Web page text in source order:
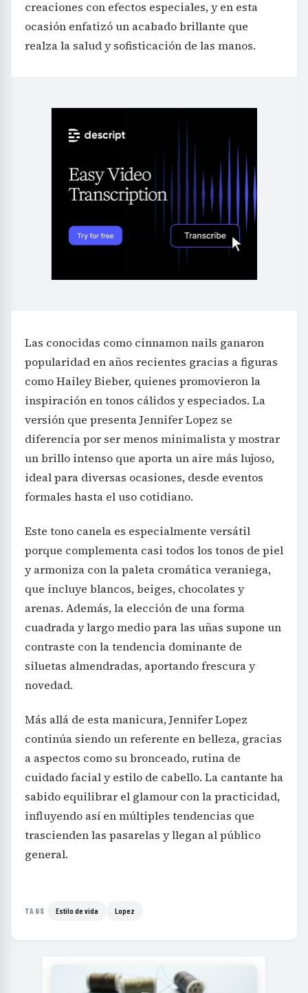
creaciones con efectos especiales, y en esta
ocasión enfatizó un acabado brillante que
realza la salud y sofisticación de las manos.
Las conocidas como cinnamon nails ganaron
popularidad en años recientes gracias a figuras
como Hailey Bieber, quienes promovieron la
inspiración en tonos cálidos y especiados. La
versión que presenta Jennifer Lopez se
diferencia por ser menos minimalista y mostrar
un brillo intenso que aporta un aire más lujoso,
ideal para diversas ocasiones, desde eventos
formales hasta el uso cotidiano.
Este tono canela es especialmente versátil
porque complementa casi todos los tonos de piel
y armoniza con la paleta cromática veraniega,
que incluye blancos, beiges, chocolates y
arenas. Además, la elección de una forma
cuadrada y largo medio para las uñas supone un
contraste con la tendencia dominante de
siluetas almendradas, aportando frescura y
novedad.
Más allá de esta manicura, Jennifer Lopez
continúa siendo un referente en belleza, gracias
a aspectos como su bronceado, rutina de
cuidado facial y estilo de cabello. La cantante ha
sabido equilibrar el glamour con la practicidad,
influyendo así en múltiples tendencias que
trascienden las pasarelas y llegan al público
general.
TAGS Estilo de vida Lopez